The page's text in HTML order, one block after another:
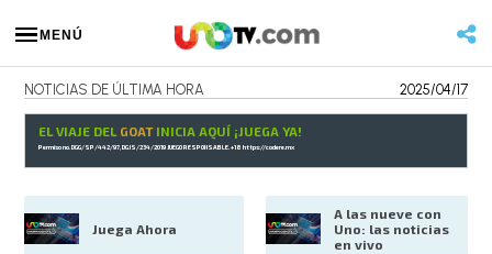
MENÚ
NOTICIAS DE ÚLTIMA HORA 2025/04/17
EL VIAJE DEL GOATINICIA AQUÍ ¡JUEGA YA!
Permiso no. DGG/SP/442/97, DGJS/234/2019 JUEGO RESPONSABLE. +18 https://codere.mx
Juega Ahora
A las nueve con
Uno: las noticias
en vivo